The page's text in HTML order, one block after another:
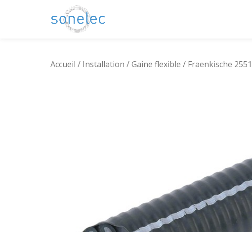
Accueil / Installation /Gaine flexible / Fraenkische